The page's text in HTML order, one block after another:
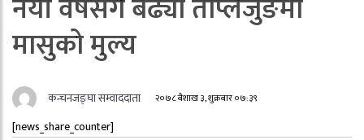
नयाँ वर्षसंगै बढ्यो ताप्लेजुङमा
मासुको मुल्य
कन्चनजङ्घा सम्वाददाता २०७८ बैशाख ३, शुक्रबार ०७:३९
[news_share_counter]